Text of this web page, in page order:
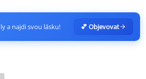
a najdi svou lásku! 💕 Objevovat